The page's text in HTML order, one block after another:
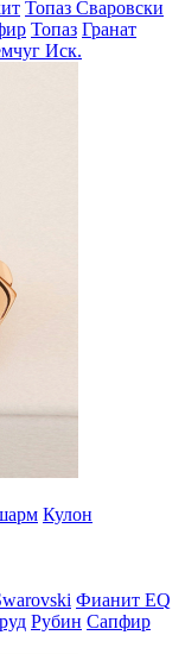
Топаз Сваровски
Топаз Гранат
Иск.
Кулон
Фианит EQ
Рубин Сапфир